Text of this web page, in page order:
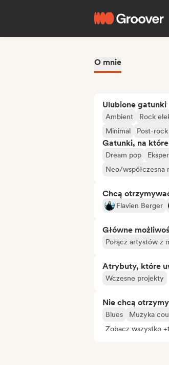
O mnie
Ulubione gatunki
Ambient Rock
Minimal
Post-rock
Gatunki, na
Dream pop
Neo/współczesna
Chcą
Flavien Berger
Główne
Połącz artystów z
Atrybuty, które
Wczesne projekty
Nie chcą
Blues Muzyka
Zobacz wszystko